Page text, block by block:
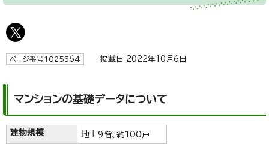
ページ番号1025364 掲載日 2022年10月6日
マンションの基礎データについて
建物規模
地上9階、約100戸